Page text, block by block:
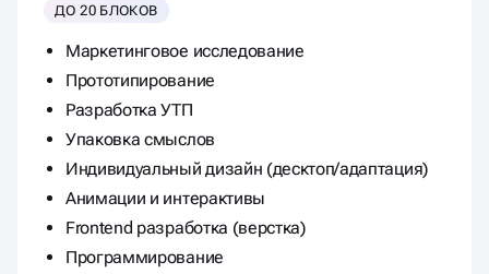
ДО 20 БЛОКОВ
Маркетинговое исследование
Прототипирование
Разработка УТП
Упаковка смыслов
Индивидуальный дизайн (десктоп/адаптация)
Анимации и интерактивы
Frontend разработка (верстка)
Программирование